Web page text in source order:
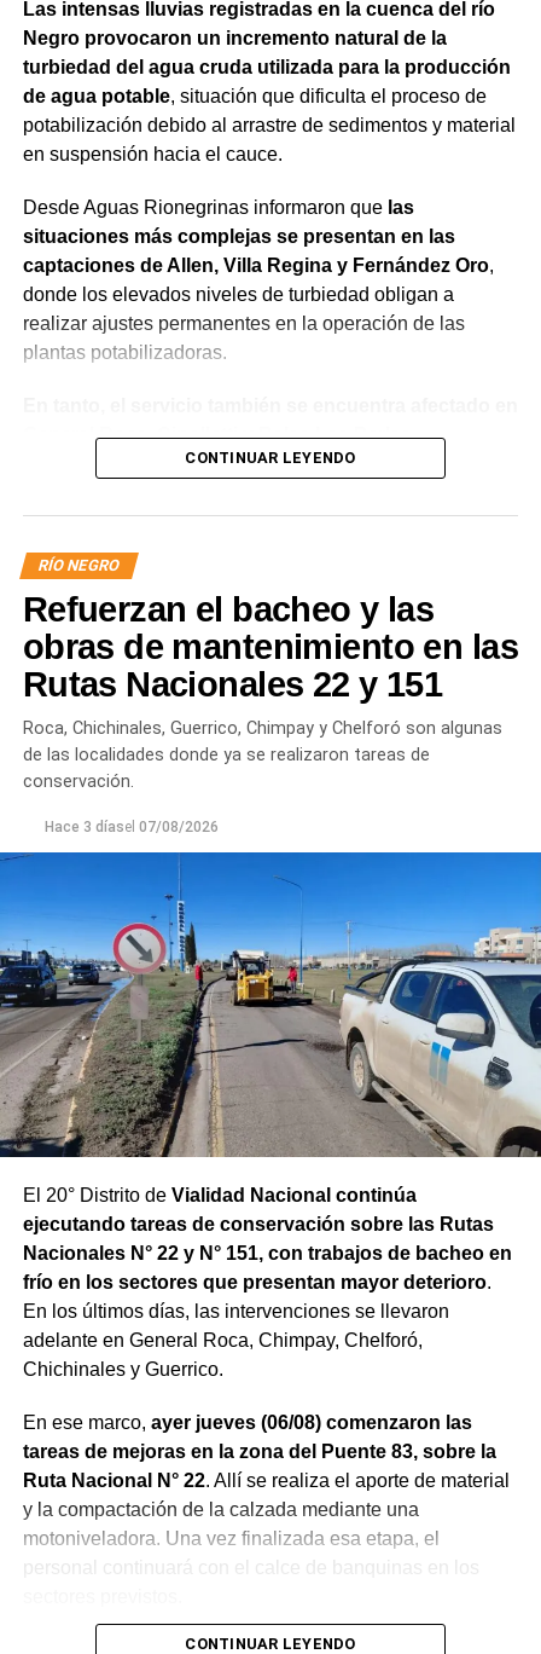
Las intensas lluvias registradas en la cuenca del río
Negro provocaron un incremento natural de la
turbiedad del agua cruda utilizada para la producción
de agua potable, situación que dificulta el proceso de
potabilización debido al arrastre de sedimentos y material
en suspensión hacia el cauce.
Desde Aguas Rionegrinas informaron que las
situaciones más complejas se presentan en las
captaciones de Allen, Villa Regina y Fernández Oro,
donde los elevados niveles de turbiedad obligan a
realizar ajustes permanentes en la operación de las
plantas potabilizadoras.
General Roca, Cipolletti y Balsa Las Perlas,
localidades donde podrían registrarse bajas de
trabaja para sostener la producción de agua potable.
Por otra parte, en Gral. E. Godoy se registran valores de
turbiedad cercanos a 80 NTU, mientras que en
Chichinales rondan los 10 NTU. En ambos casos, las
plantas continúan funcionando con monitoreo
permanente.
Los equipos técnicos de Aguas Rionegrinas mantienen
un seguimiento constante de la evolución de la turbiedad
con las condiciones que presenta el río.
CONTINUAR LEYENDO
RÍO NEGRO
Refuerzan el bacheo y las
obras de mantenimiento en las
Rutas Nacionales 22 y 151
Roca, Chichinales, Guerrico, Chimpay y Chelforó son algunas
de las localidades donde ya se realizaron tareas de
conservación.
Hace 3 díasel 07/08/2026
El 20° Distrito de Vialidad Nacional continúa
ejecutando tareas de conservación sobre las Rutas
Nacionales N° 22 y N° 151, con trabajos de bacheo en
frío en los sectores que presentan mayor deterioro.
En los últimos días, las intervenciones se llevaron
adelante en General Roca, Chimpay, Chelforó,
Chichinales y Guerrico.
En ese marco, ayer jueves (06/08) comenzaron las
tareas de mejoras en la zona del Puente 83, sobre la
Ruta Nacional N° 22. Allí se realiza el aporte de material
y la compactación de la calzada mediante una
motoniveladora. Una vez finalizada esa etapa, el
personal continuará con el calce de banquinas en los
CONTINUAR LEYENDO